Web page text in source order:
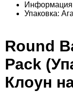
Информация
Упаковка:
Round
Pack
Клоун